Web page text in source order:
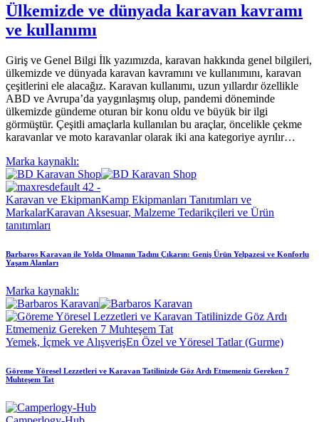
Ülkemizde ve dünyada karavan kavramı
ve kullanımı
Giriş ve Genel Bilgi İlk yazımızda, karavan hakkında genel bilgileri,
ülkemizde ve dünyada karavan kavramını ve kullanımını, karavan
çeşitlerini ele alacağız. Karavan kullanımı, uzun yıllardır özellikle
ABD ve Avrupa’da yaygınlaşmış olup, pandemi döneminde
ülkemizde gündeme oturan bir konu oldu ve büyük bir ilgi
görmüştür. Çeşitli amaçlarla kullanılan bu araçlar, öncelikle çekme
karavanlar ve moto karavanlar olarak iki ana kategoriye ayrılır…
Marka kaynaklı:
Karavan ve EkipmanKamp Ekipmanları Tanıtımları ve
MarkalarKaravan Aksesuar, Malzeme Tedarikçileri ve Ürün
tanıtımları
Barbaros Karavan ile Yolda Olmanın Tadını Çıkarın: Geniş Ürün Yelpazesi ve Konforlu
Yaşam Alanları
Marka kaynaklı:
Yemek, İçmek ve AlışverişEn Özel ve Yöresel Tatlar (Gurme)
Göreme Yöresel Lezzetleri ve Karavan Tatilinizde Göz Ardı Etmemeniz Gereken 7
Muhteşem Tat